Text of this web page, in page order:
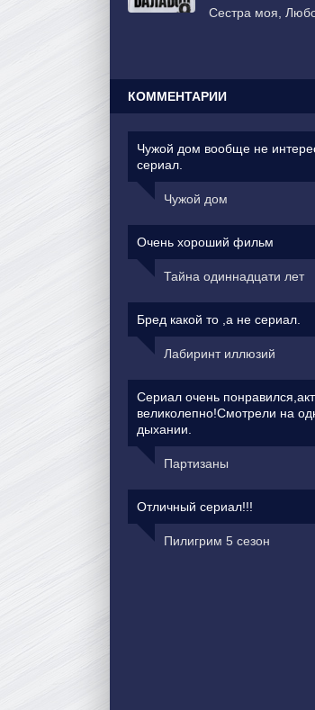
Сестра моя,
КОММЕНТАРИИ
Чужой дом вообще не
сериал.
Чужой дом
Очень хороший фильм
Тайна одиннадцати лет
Бред какой то ,а не сериал.
Лабиринт иллюзий
Сериал очень
великолепно!Смотрели на
дыхании.
Партизаны
Отличный сериал!!!
Пилигрим 5 сезон